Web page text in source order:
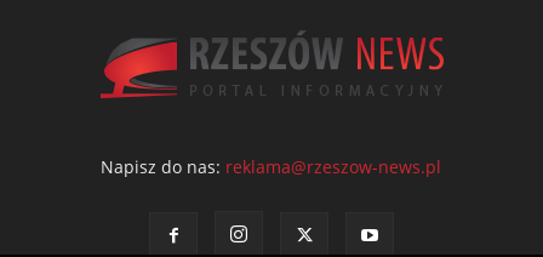
Napisz do nas: reklama@rzeszow-news.pl